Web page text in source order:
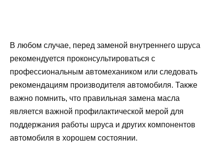
В любом случае, перед заменой внутреннего шруса
рекомендуется проконсультироваться с
профессиональным автомехаником или следовать
рекомендациям производителя автомобиля. Также
важно помнить, что правильная замена масла
является важной профилактической мерой для
поддержания работы шруса и других компонентов
автомобиля в хорошем состоянии.